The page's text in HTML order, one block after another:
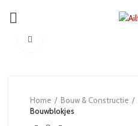
Home Bouw & Constructie
Bouwblokjes